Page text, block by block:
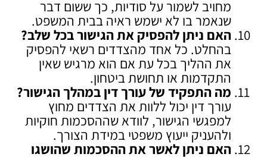
מחויב לשמור על סודיות, כך ששום דבר
שנאמר בו לא ישמש ראיה בבית המשפט.
האם ניתן להפסיק את הגישור בכל שלב?
בהחלט. כל אחד מהצדדים רשאי להפסיק
את ההליך בכל עת אם הוא מרגיש שאין
התקדמות או תחושת ביטחון.
מה התפקיד של עורך דין במהלך הגישור?
עורך דין יכול ללוות את הצדדים מחוץ
למפגשי הגישור, לוודא שההסכמות חוקיות
ולהעניק ייעוץ משפטי במידת הצורך.
האם ניתן לאשר את ההסכמות שהושגו